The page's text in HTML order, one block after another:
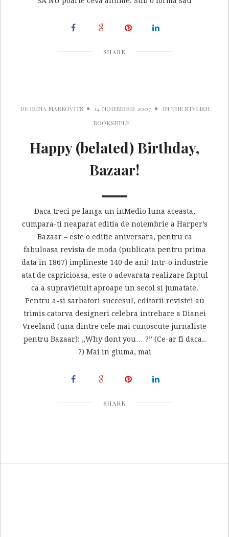
SHARE
DE IRINA MARKOVITS 14 NOIEMBRIE 2007 INTHE STYLISH
BOOKSHELF
Happy (belated) Birthday,
Bazaar!
Daca treci pe langa un inMedio luna aceasta,
cumpara-ti neaparat editia de noiembrie a Harper’s
Bazaar – este o editie aniversara, pentru ca
fabuloasa revista de moda (publicata pentru prima
data in 1867) implineste 140 de ani! Intr-o industrie
atat de capricioasa, este o adevarata realizare faptul
ca a supravietuit aproape un secol si jumatate.
Pentru a-si sarbatori succesul, editorii revistei au
trimis catorva designeri celebra intrebare a Dianei
Vreeland (una dintre cele mai cunoscute jurnaliste
pentru Bazaar): „Why dont you… ?” (Ce-ar fi daca..
?) Mai in gluma, mai
SHARE